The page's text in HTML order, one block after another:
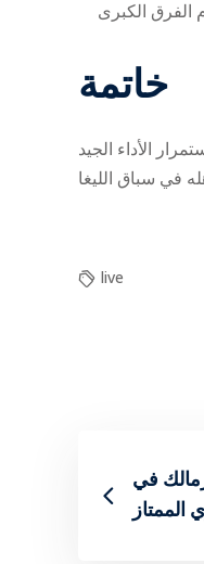
خاتمة
الأداء الجيد
live
في
الممتاز